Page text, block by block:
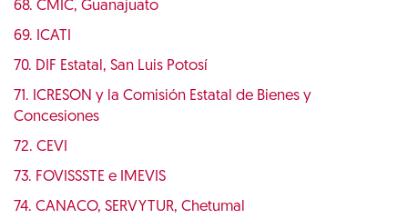
68. CMIC, Guanajuato
69. ICATI
70. DIF Estatal, San Luis Potosí
71. ICRESON y la Comisión Estatal de Bienes y
Concesiones
72. CEVI
73. FOVISSSTE e IMEVIS
74. CANACO, SERVYTUR, Chetumal